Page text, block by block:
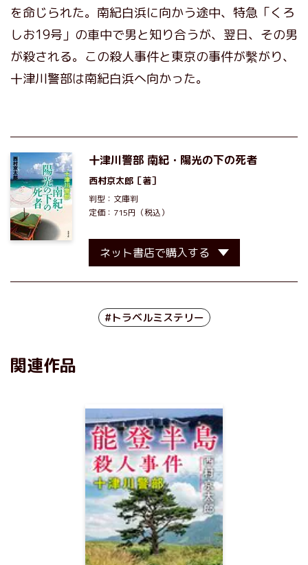
を命じられた。南紀白浜に向かう途中、特急「くろ
しお19号」の車中で男と知り合うが、翌日、その男
が殺される。この殺人事件と東京の事件が繫がり、
十津川警部は南紀白浜へ向かった。
十津川警部 南紀・陽光の下の死者
西村京太郎 ［著］
判型：文庫判
定価：715円（税込）
ネット書店で購入する
#トラベルミステリー
関連作品